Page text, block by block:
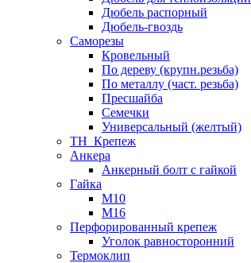
Дюбель распорный
Дюбель-гвоздь
Саморезы
Кровельный
По дереву (крупн.резьба)
По металлу (част. резьба)
Пресшайба
Семечки
Универсальный (желтый)
ТН_Крепеж
Анкера
Анкерный болт с гайкой
Гайка
М10
М16
Перфорированный крепеж
Уголок равносторонний
Термоклип